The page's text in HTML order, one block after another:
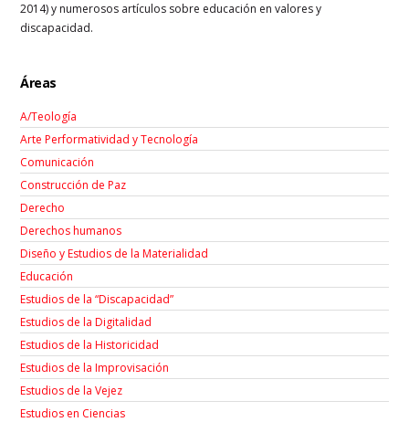
2014) y numerosos artículos sobre educación en valores y
discapacidad.
Áreas
A/Teología
Arte Performatividad y Tecnología
Comunicación
Construcción de Paz
Derecho
Derechos humanos
Diseño y Estudios de la Materialidad
Educación
Estudios de la “Discapacidad”
Estudios de la Digitalidad
Estudios de la Historicidad
Estudios de la Improvisación
Estudios de la Vejez
Estudios en Ciencias